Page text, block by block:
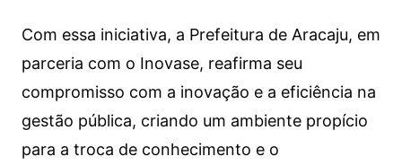
Com essa iniciativa, a Prefeitura de Aracaju, em
parceria com o Inovase, reafirma seu
compromisso com a inovação e a eficiência na
gestão pública, criando um ambiente propício
para a troca de conhecimento e o